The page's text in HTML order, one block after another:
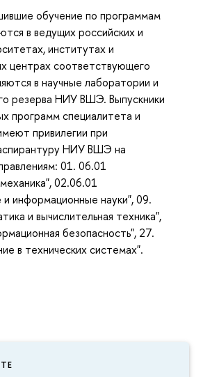
обучение по программам
в ведущих российских и
институтах и
центрах соответствующего
в научные лаборатории и
резерва НИУ ВШЭ. Выпускники
программ специалитета и
привилегии при
НИУ ВШЭ на
01. 06.01
02.06.01
информационные науки", 09.
и вычислительная техника",
безопасность", 27.
в технических системах".